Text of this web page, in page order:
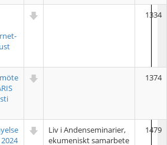
1334
1374
Liv i Andenseminarier,
ekumeniskt samarbete
1479